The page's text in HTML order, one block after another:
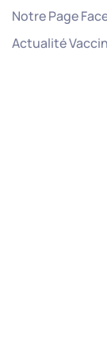
Notre Page
Actualité